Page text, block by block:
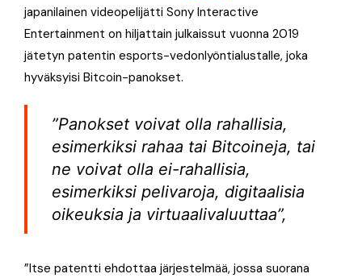
japanilainen videopelijätti Sony Interactive
Entertainment on hiljattain julkaissut vuonna 2019
jätetyn patentin esports-vedonlyöntialustalle, joka
hyväksyisi Bitcoin-panokset.
”Panokset voivat olla rahallisia,
esimerkiksi rahaa tai Bitcoineja, tai
ne voivat olla ei-rahallisia,
esimerkiksi pelivaroja, digitaalisia
oikeuksia ja virtuaalivaluuttaa”,
”Itse patentti ehdottaa järjestelmää, jossa suorana